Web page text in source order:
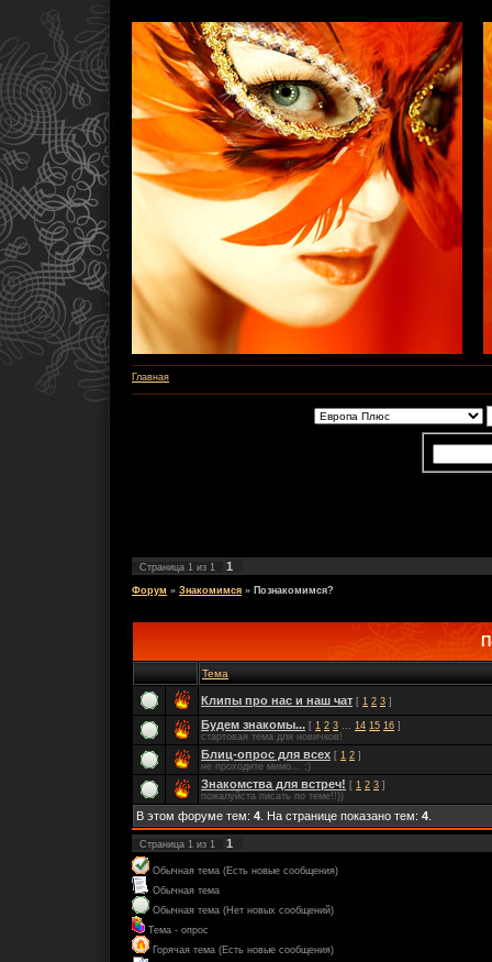
Главная
Страница 1 из 1 1
Форум » Знакомимся » Познакомимся?
Тема
Клипы про нас и наш чат [ 1 2 3 ]
Будем знакомы... [ 1 2 3 … 14 15 16 ]
стартовая тема для новичков!
Блиц-опрос для всех [ 1 2 ]
не проходите мимо... ;)
Знакомства для встреч! [ 1 2 3 ]
пожалуйста писать по теме!!))
В этом форуме тем: 4 . На странице показано тем: 4
Страница 1 из 1 1
Обычная тема (Есть новые сообщения)
Обычная тема
Обычная тема (Нет новых сообщений)
Тема - опрос
Горячая тема (Есть новые сообщения)